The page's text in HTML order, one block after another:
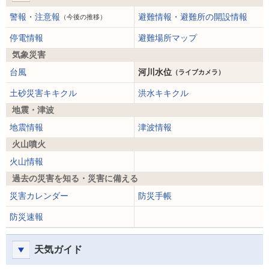
警報・注意報 （今後の推移） 避難情報・避難所の開設情報
停電情報
避難場所マップ
気象災害
台風
河川水位 （ライブカメラ）
土砂災害キキクル
洪水キキクル
地震・津波
地震情報
津波情報
火山噴火
火山情報
過去の災害を知る・災害に備える
災害カレンダー
防災手帳
防災速報
天気ガイド